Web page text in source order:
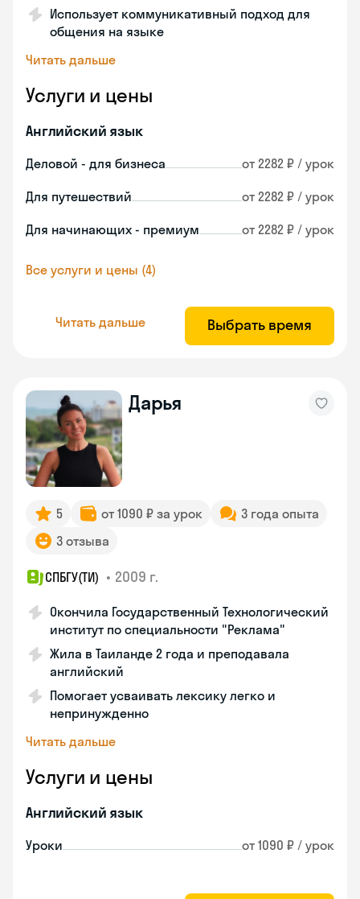
Использует коммуникативный подход для
общения на языке
Читать дальше
Услуги и цены
Английский язык
Деловой - для бизнеса от 2282 ₽ / урок
Для путешествий от 2282 ₽ / урок
Для начинающих - премиум от 2282 ₽ / урок
Все услуги и цены (4)
Читать дальше Выбрать время
Дарья
5 от 1090 ₽ за урок
3 года опыта
3 отзыва
СПБГУ(ТИ) • 2009 г.
Окончила Государственный Технологический
институт по специальности "Реклама"
Жила в Таиланде 2 года и преподавала
английский
Помогает усваивать лексику легко и
непринужденно
Читать дальше
Услуги и цены
Английский язык
Уроки от 1090 ₽ / урок